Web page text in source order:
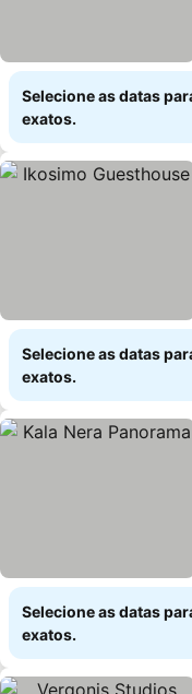
Selecione as datas
exatos.
Selecione as datas
exatos.
Selecione as datas
exatos.